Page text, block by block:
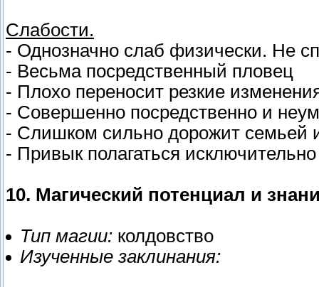
Слабости.
- Однозначно слаб физически. Не
- Весьма посредственный пловец
- Плохо переносит резкие
- Совершенно посредственно и
- Слишком сильно дорожит семьей
- Привык полагаться
10. Магический потенциал и
Тип магии:колдовство
Изученные заклинания: